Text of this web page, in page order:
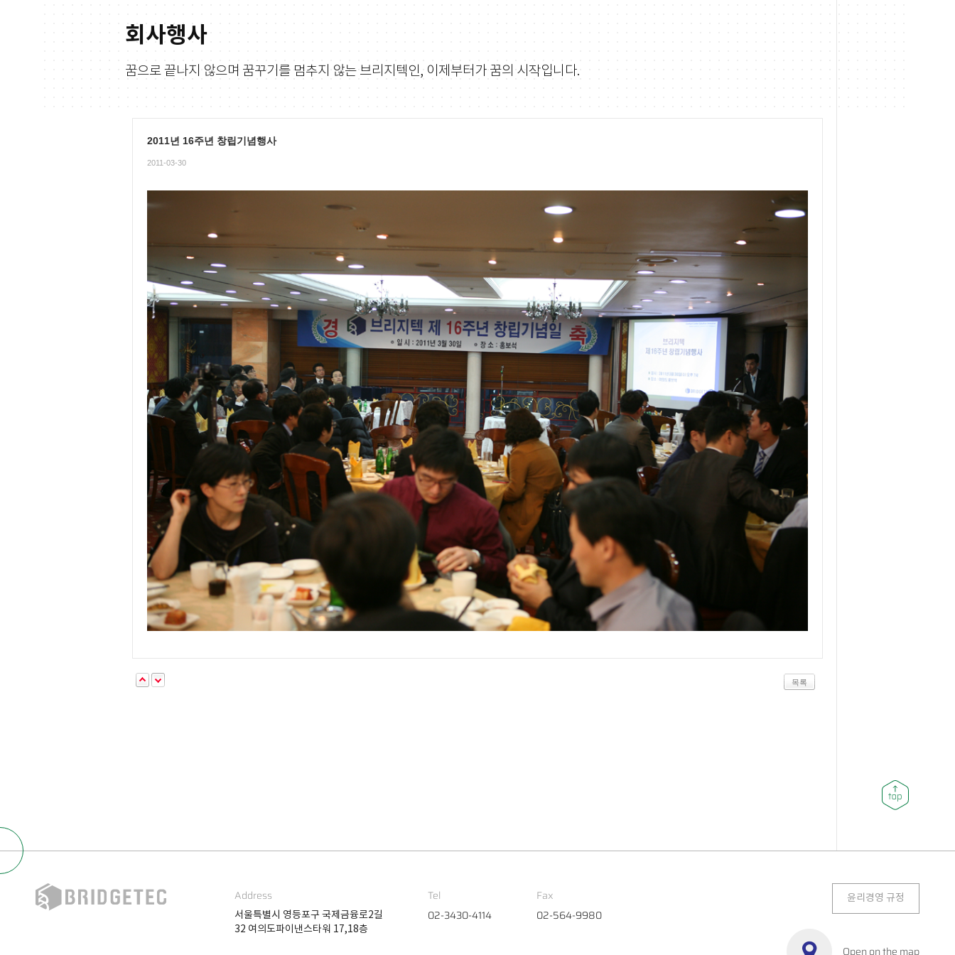
회사행사
꿈으로 끝나지 않으며 꿈꾸기를 멈추지 않는 브리지텍인, 이제부터가 꿈의 시작입니다.
2011년 16주년 창립기념행사
2011-03-30
목록
윤리경영 규정
Address
서울특별시 영등포구 국제금융로2길
32 여의도파이낸스타워 17,18층
Tel
02-3430-4114
Fax
02-564-9980
Open on the map